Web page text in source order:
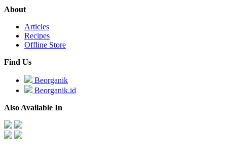
About
Articles
Recipes
Offline Store
Find Us
Beorganik
Beorganik.id
Also Available In